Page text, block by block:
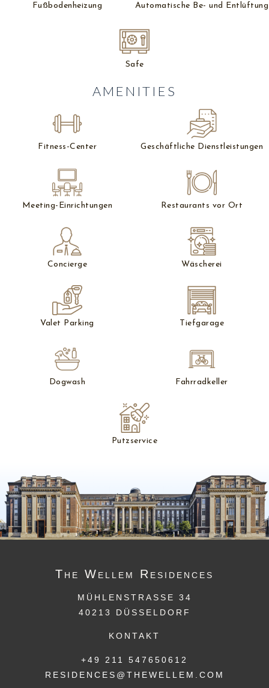
Fußbodenheizung Automatische Be- und Entlüftung
Safe
AMENITIES
Fitness-Center Geschäftliche Dienstleistungen
Meeting-Einrichtungen Restaurants vor Ort
Concierge Wäscherei
Valet Parking Tiefgarage
Dogwash Fahrradkeller
Putzservice
The Wellem Residences
MÜHLENSTRASSE 34
40213 DÜSSELDORF
KONTAKT
+49 211 547650612
RESIDENCES@THEWELLEM.COM